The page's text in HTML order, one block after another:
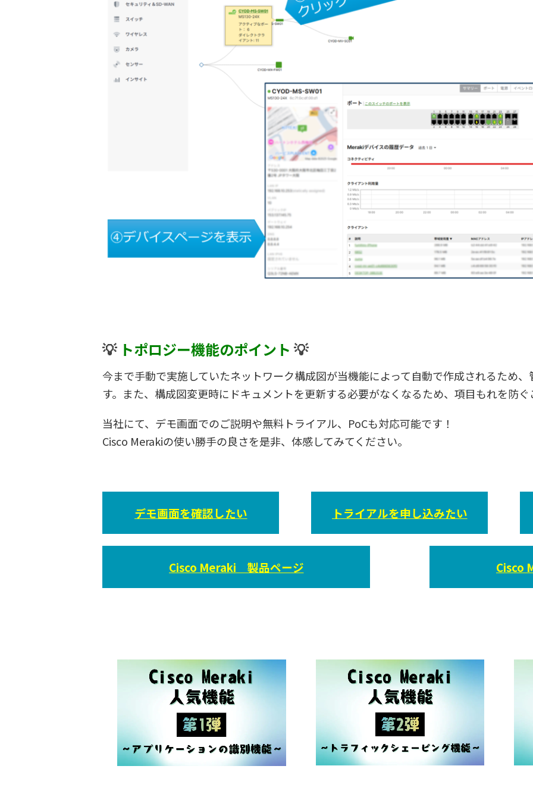
💡 トポロジー機能のポイント 💡
今まで手動で実施していたネットワーク構成図が当機能によって自動で作成されるため
す。また、構成図変更時にドキュメントを更新する必要がなくなるため、項目もれを防
当社にて、デモ画面でのご説明や無料トライアル、PoCも対応可能です！
Cisco Merakiの使い勝手の良さを是非、体感してみてください。
デモ画面を確認したい トライアルを申し込みたい
Cisco Meraki 製品ページ Cisco